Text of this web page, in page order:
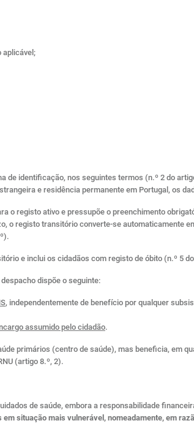
aplicável;
identificação, nos seguintes termos (n.º 2 do
e residência permanente em Portugal, os
o registo ativo e pressupõe o preenchimento
o registo transitório converte-se automaticamente
e inclui os cidadãos com registo de óbito (n.º 5
dispõe o seguinte:
, independentemente de benefício por qualquer
assumido pelo cidadão.
primários (centro de saúde), mas beneficia, em
(artigo 8.º, 2).
de saúde, embora a responsabilidade
situação mais vulnerável, nomeadamente, em